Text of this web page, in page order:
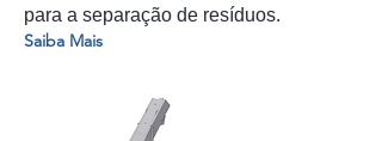
para a separação de resíduos.
Saiba Mais